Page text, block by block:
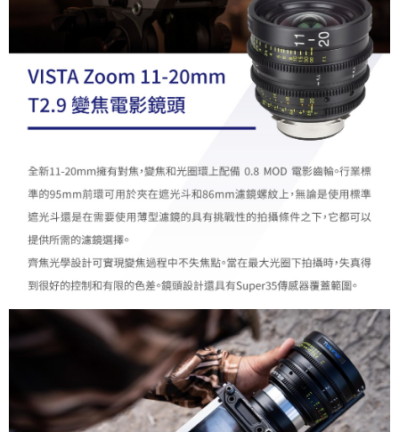
易，需依本服務之必要範圍內提供個人資料，並將交易相關給付款項請求債
權轉讓予恩沛科技股份有限公司。
２．關於個人資料處理事宜，請瀏覽以下網址：
https://aftee.tw/terms/#terms3
３．未成年的使用者請事先徵得法定代理人或監護人之同意方可使用
「AFTEE先享後付」，若未經同意申辦者引起之損失，本公司不負相關責
任。
４．使用「AFTEE先享後付」時，將依據個別帳號之用戶狀況，依本公司即
時審查核予不同之上限額度；若仍有額度不足之情形，本公司將視審查結果
５．嚴禁一人註冊多個帳號或使用他人資訊註冊。若發現惡意使用之情形，